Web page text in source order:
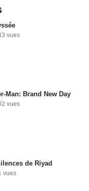
vues
Man: Brand New Day
vues
de Riyad
vues